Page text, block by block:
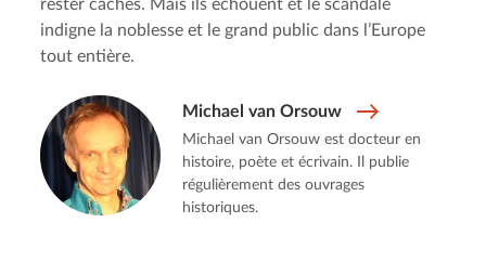
rester cachés. Mais ils échouent et le scandale
indigne la noblesse et le grand public dans l’Europe
tout entière.
Michael van Orsouw
Michael van Orsouw est docteur en
histoire, poète et écrivain. Il publie
régulièrement des ouvrages
historiques.